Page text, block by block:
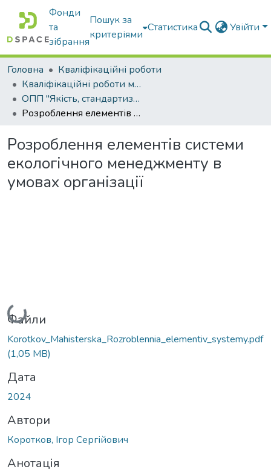
Фонди
та
зібрання
Пошук за
критеріями
Статистика Увійти
Головна
Кваліфікаційні роботи
Кваліфікаційні роботи магістрів
ОПП "Якість, стандартизація та сертифікація"
Розроблення елементів системи екологічного менеджменту в умовах організації
Розроблення елементів системи
екологічного менеджменту в
умовах організації
Вантажиться...
Файли
Korotkov_Mahisterska_Rozroblennia_elementiv_systemy.pdf
(1,05 MB)
Дата
2024
Автори
Коротков, Ігор Сергійович
Анотація